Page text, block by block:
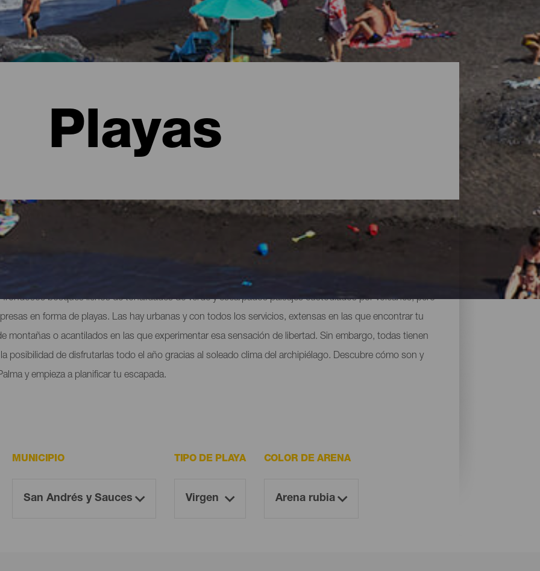
Playas
bosques llenos de tonalidades de verde y escarpados paisajes custodiados por volcanes, pero
en forma de playas. Las hay urbanas y con todos los servicios, extensas en las que encontrar tu
montañas o acantilados en las que experimentar esa sensación de libertad. Sin embargo, todas tienen
posibilidad de disfrutarlas todo el año gracias al soleado clima del archipiélago. Descubre cómo son y
y empieza a planificar tu escapada.
MUNICIPIO TIPO DE PLAYA COLOR DE ARENA